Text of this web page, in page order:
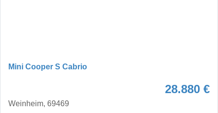
Mini Cooper S Cabrio
28.880 €
Weinheim, 69469